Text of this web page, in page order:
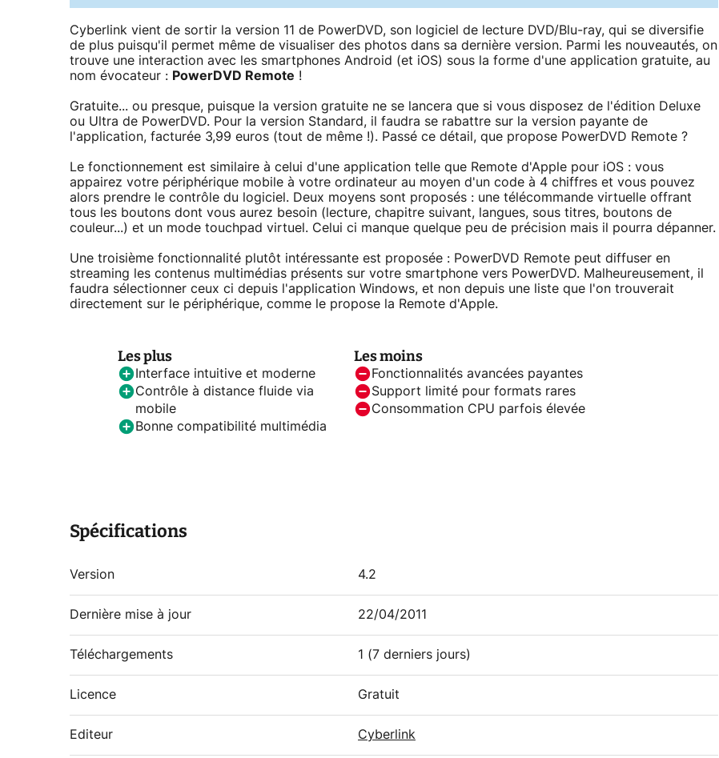
Cyberlink vient de sortir la version 11 de PowerDVD, son logiciel de lecture DVD/Blu-ray, qui se diversifie
de plus puisqu'il permet même de visualiser des photos dans sa dernière version. Parmi les nouveautés, on
trouve une interaction avec les smartphones Android (et iOS) sous la forme d'une application gratuite, au
nom évocateur : PowerDVD Remote !
Gratuite... ou presque, puisque la version gratuite ne se lancera que si vous disposez de l'édition Deluxe
ou Ultra de PowerDVD. Pour la version Standard, il faudra se rabattre sur la version payante de
l'application, facturée 3,99 euros (tout de même !). Passé ce détail, que propose PowerDVD Remote ?
Le fonctionnement est similaire à celui d'une application telle que Remote d'Apple pour iOS : vous
appairez votre périphérique mobile à votre ordinateur au moyen d'un code à 4 chiffres et vous pouvez
alors prendre le contrôle du logiciel. Deux moyens sont proposés : une télécommande virtuelle offrant
tous les boutons dont vous aurez besoin (lecture, chapitre suivant, langues, sous titres, boutons de
couleur...) et un mode touchpad virtuel. Celui ci manque quelque peu de précision mais il pourra dépanner.
Une troisième fonctionnalité plutôt intéressante est proposée : PowerDVD Remote peut diffuser en
streaming les contenus multimédias présents sur votre smartphone vers PowerDVD. Malheureusement, il
faudra sélectionner ceux ci depuis l'application Windows, et non depuis une liste que l'on trouverait
directement sur le périphérique, comme le propose la Remote d'Apple.
Les plus
Interface intuitive et moderne
Contrôle à distance fluide via
mobile
Bonne compatibilité multimédia
Les moins
Fonctionnalités avancées payantes
Support limité pour formats rares
Consommation CPU parfois élevée
Spécifications
Version 4.2
Dernière mise à jour 22/04/2011
Téléchargements 1 (7 derniers jours)
Licence Gratuit
Editeur Cyberlink